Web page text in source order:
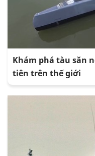
Khám phá tàu săn
tiên trên thế giới